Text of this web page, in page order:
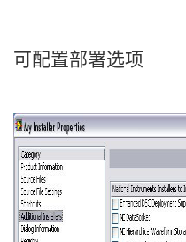
可配置部署选项